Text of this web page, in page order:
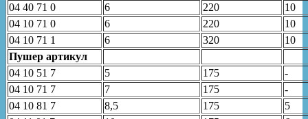
04 40 71 0
6 220
10
04 10 71 0
6 220
10
04 10 71 1
6 320
10
Пушер артикул
04 10 51 7
5 175
-
04 10 71 7
7 175
-
04 10 81 7
8,5 175
5